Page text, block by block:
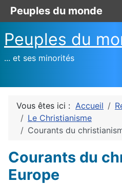
Peuples du
... et ses minorités
Vous êtes ici : Accueil
Le Christianisme
Courants du
Courants du
Europe
Peuples du monde